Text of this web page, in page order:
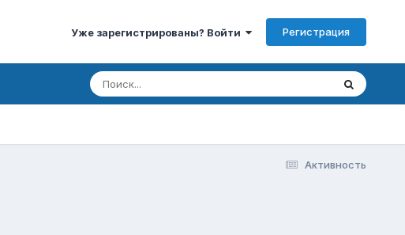
Уже зарегистрированы? Войти Регистрация
Активность